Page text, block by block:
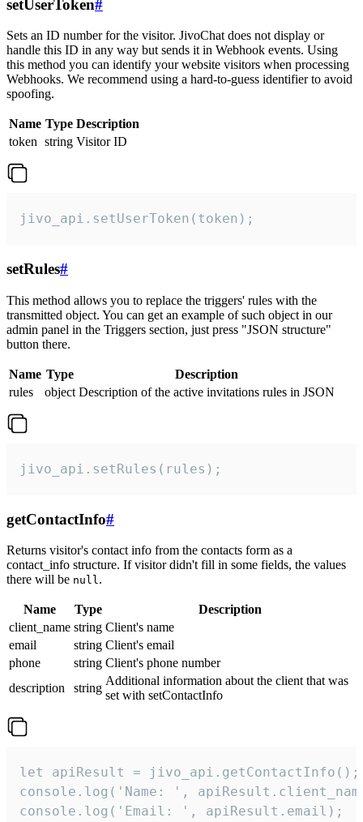
setUserToken#
Sets an ID number for the visitor. JivoChat does not display or
handle this ID in any way but sends it in Webhook events. Using
this method you can identify your website visitors when processing
Webhooks. We recommend using a hard-to-guess identifier to avoid
spoofing.
Name Type Description
token string Visitor ID
jivo_api.setUserToken(token);
setRules#
This method allows you to replace the triggers' rules with the
transmitted object. You can get an example of such object in our
admin panel in the Triggers section, just press "JSON structure"
button there.
Name Type
Description
rules
object Description of the active invitations rules in JSON
jivo_api.setRules(rules);
getContactInfo#
Returns visitor's contact info from the contacts form as a
contact_info structure. If visitor didn't fill in some fields, the values
there will be null.
Name Type
Description
client_name string Client's name
email
string Client's email
phone
string Client's phone number
description
string
Additional information about the client that was
set with setContactInfo
let apiResult = jivo_api.getContactInfo();
console.log('Name: ',
console.log('Email: ', apiResult.email);